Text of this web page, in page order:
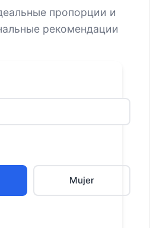
пропорции и
рекомендации
Mujer